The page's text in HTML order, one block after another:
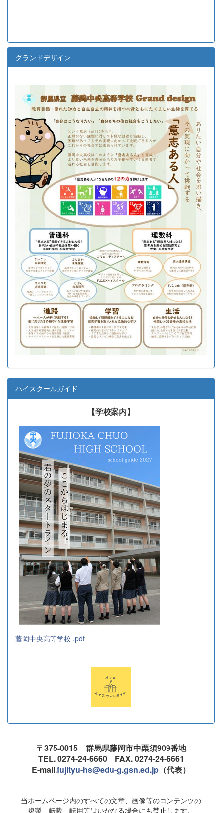
グランドデザイン
ハイスクールガイド
【学校案内】
藤岡中央高等学校 .pdf
〒375-0015 群馬県藤岡市中栗須909番地
TEL. 0274-24-6660 FAX. 0274-24-6661
E-mail.fujityu-hs@edu-g.gsn.ed.jp （代表）
当ホームページ内のすべての文章、画像等のコンテンツの
複製、転載、転用等はいかなる場合にも禁止します。